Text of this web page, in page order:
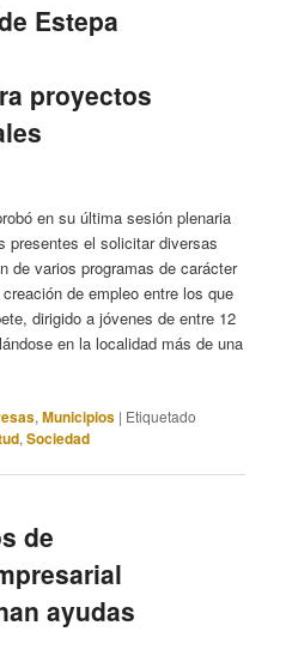
Estepa
proyectos
en su última sesión plenaria
presentes el solicitar diversas
de varios programas de carácter
de empleo entre los que
dirigido a jóvenes de entre 12
en la localidad más de una
,Municipios | Etiquetado
,Sociedad
de
ayudas